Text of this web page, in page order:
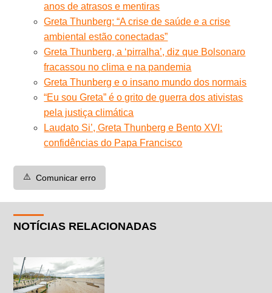
anos de atrasos e mentiras
Greta Thunberg: “A crise de saúde e a crise
ambiental estão conectadas”
Greta Thunberg, a ‘pirralha’, diz que Bolsonaro
fracassou no clima e na pandemia
Greta Thunberg e o insano mundo dos normais
“Eu sou Greta” é o grito de guerra dos ativistas
pela justiça climática
Laudato Si’, Greta Thunberg e Bento XVI:
confidências do Papa Francisco
⚠️ Comunicar erro
NOTÍCIAS RELACIONADAS